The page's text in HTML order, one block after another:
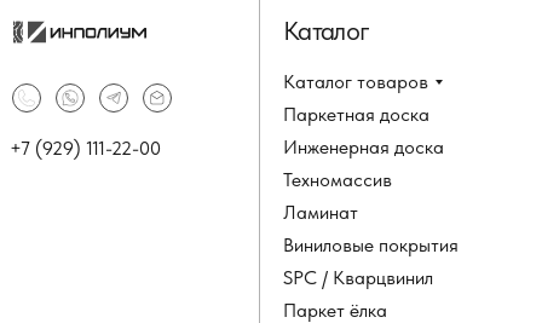
Каталог товаров
Паркетная доска
Инженерная доска
Техномассив
+7 (929) 111-22-00
Каталог
Ламинат
Виниловые покрытия
SPC / Кварцвинил
Паркет ёлка